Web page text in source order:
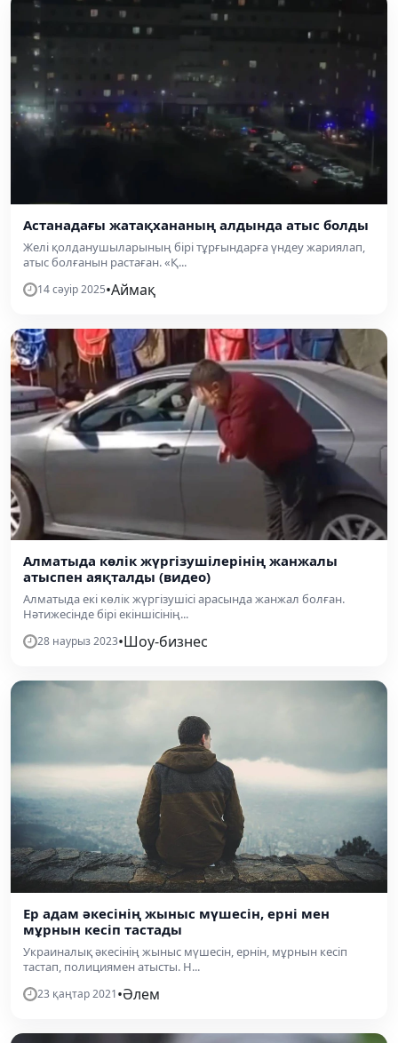
Астанадағы жатақхананың алдында атыс болды
Желі қолданушыларының бірі тұрғындарға үндеу жариялап,
атыс болғанын растаған. «Қ...
14 сәуір 2025•Аймақ
Алматыда көлік жүргізушілерінің жанжалы
атыспен аяқталды (видео)
Алматыда екі көлік жүргізушісі арасында жанжал болған.
Нәтижесінде бірі екіншісінің...
28 наурыз 2023•Шоу-бизнес
Ер адам әкесінің жыныс мүшесін, ерні мен
мұрнын кесіп тастады
Украиналық әкесінің жыныс мүшесін, ернін, мұрнын кесіп
тастап, полициямен атысты. Н...
23 қаңтар 2021•Әлем